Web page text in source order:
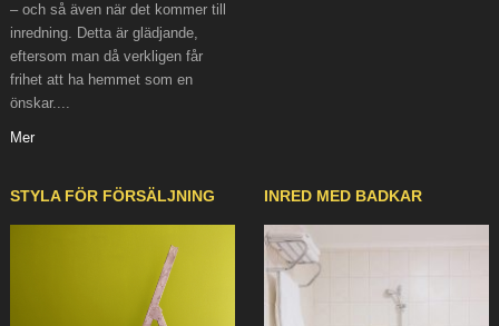
– och så även när det kommer till
inredning. Detta är glädjande,
eftersom man då verkligen får
frihet att ha hemmet som en
önskar....
Mer
STYLA FÖR FÖRSÄLJNING INRED MED BADKAR